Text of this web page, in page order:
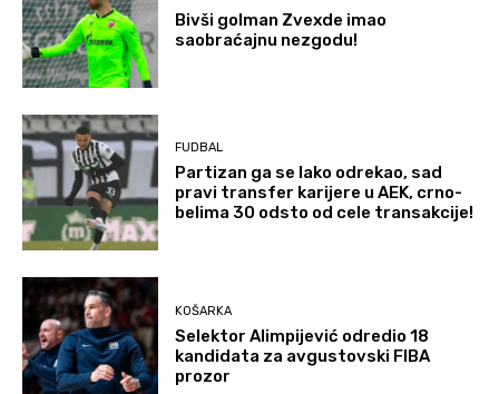
Bivši golman Zvexde imao
saobraćajnu nezgodu!
FUDBAL
Partizan ga se lako odrekao, sad
pravi transfer karijere u AEK, crno-
belima 30 odsto od cele transakcije!
KOŠARKA
Selektor Alimpijević odredio 18
kandidata za avgustovski FIBA
prozor